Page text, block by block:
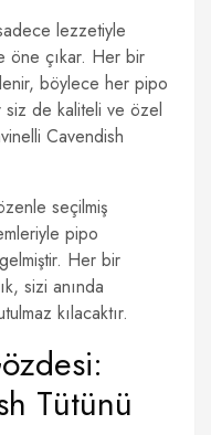
lezzetiyle
öne çıkar. Her bir
böylece her pipo
siz de kaliteli ve özel
Cavendish
seçilmiş
pipo
Her bir
sizi anında
kılacaktır.
Tütünü